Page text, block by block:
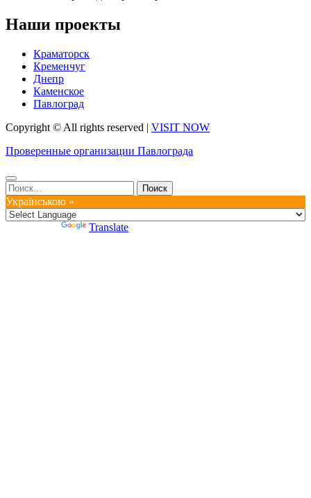
Наши проекты
Краматорск
Кременчуг
Днепр
Каменское
Павлоград
Copyright © All rights reserved | VISIT NOW
Проверенные организации Павлограда
Найти:
Українською »
Translate